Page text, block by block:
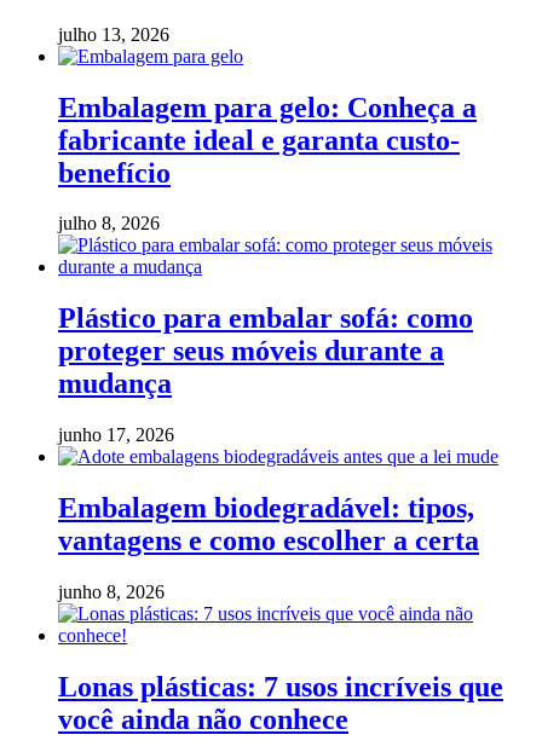
julho 13, 2026
Embalagem para gelo: Conheça a
fabricante ideal e garanta custo-
benefício
julho 8, 2026
Plástico para embalar sofá: como
proteger seus móveis durante a
mudança
junho 17, 2026
Embalagem biodegradável: tipos,
vantagens e como escolher a certa
junho 8, 2026
Lonas plásticas: 7 usos incríveis que
você ainda não conhece